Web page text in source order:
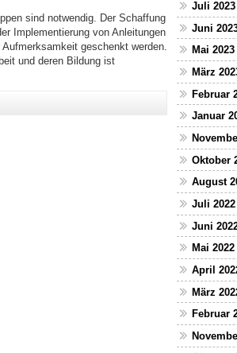
sind notwendig. Der Schaffung
Implementierung von Anleitungen
geschenkt werden.
und deren Bildung ist
Juli 2023
Juni
Mai 2023
März
Februar
Januar
Oktober
August
Juli 2022
Juni
Mai 2022
April
März
Februar